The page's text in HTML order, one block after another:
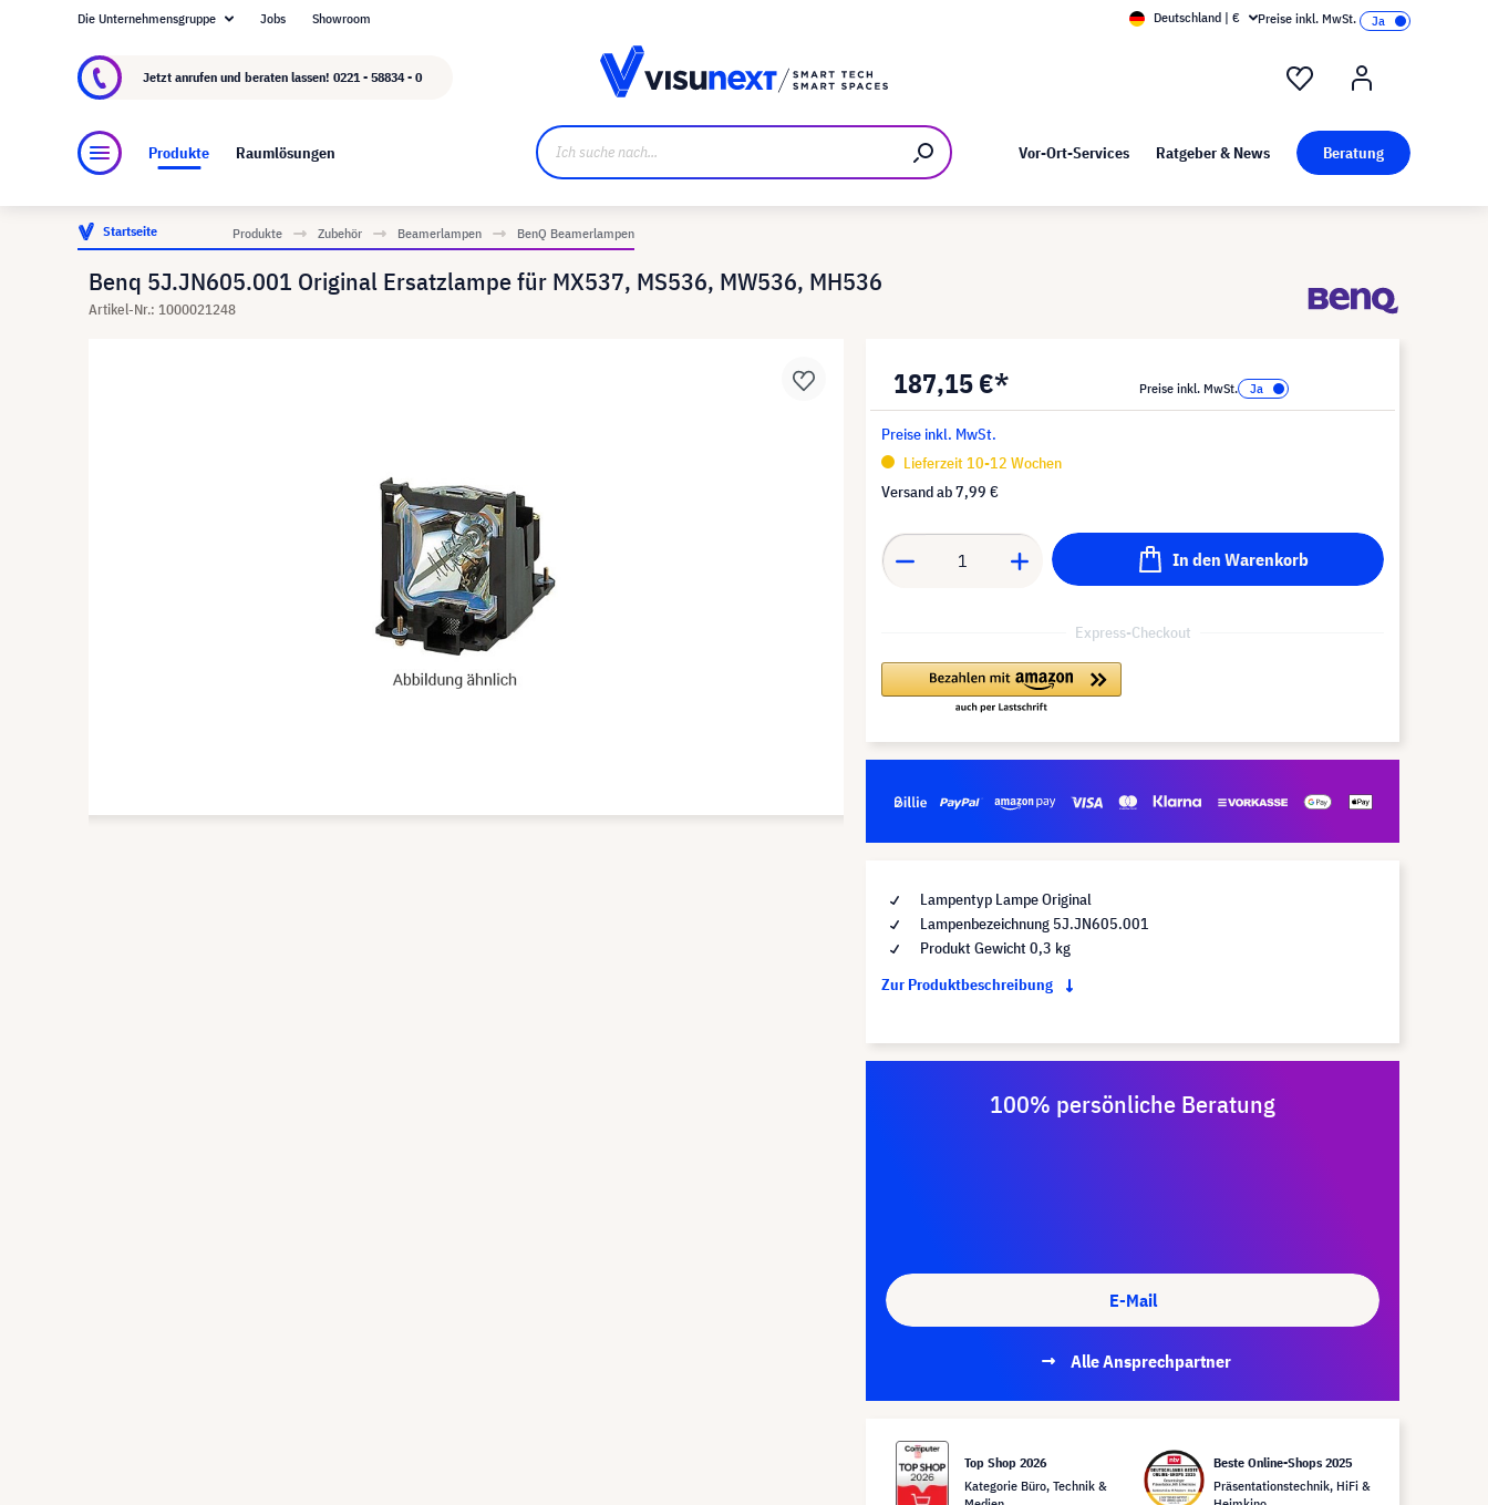
Über visunext.de Kunst bei visunext
Die Unternehmensgruppe Jobs Showroom Deutschland | € Preise inkl. MwSt.
Jetzt anrufen und beraten lassen! 0221 - 58834 - 0
Produkte Raumlösungen Vor-Ort-Services Ratgeber & News Beratung
Startseite Produkte Zubehör Beamerlampen BenQ Beamerlampen
Benq 5J.JN605.001 Original Ersatzlampe für MX537, MS536, MW536, MH536
Artikel-Nr.: 1000021248
187,15 €* Preise inkl. MwSt.
Preise inkl. MwSt.
Lieferzeit 10-12 Wochen
Versand ab7,99 €
In den Warenkorb
Express-Checkout
Lampentyp Lampe Original
Lampenbezeichnung 5J.JN605.001
Produkt Gewicht 0,3 kg
Zur Produktbeschreibung
100% persönliche Beratung
E-Mail
Alle Ansprechpartner
Top Shop 2026
Kategorie Büro, Technik &
Beste Online-Shops 2025
Präsentationstechnik, HiFi &